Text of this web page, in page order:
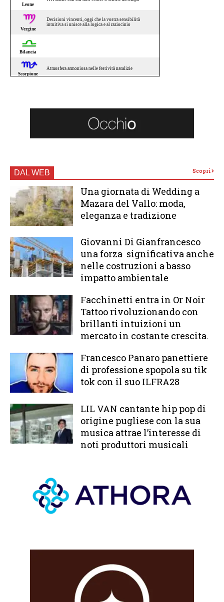
DAL WEB Scopri
Una giornata di Wedding a
Mazara del Vallo: moda,
eleganza e tradizione
Giovanni Di Gianfrancesco
una forza significativa anche
nelle costruzioni a basso
impatto ambientale
Facchinetti entra in Or Noir
Tattoo rivoluzionando con
brillanti intuizioni un
mercato in costante crescita.
Francesco Panaro panettiere
di professione spopola su tik
tok con il suo ILFRA28
LIL VAN cantante hip pop di
origine pugliese con la sua
musica attrae l’interesse di
noti produttori musicali